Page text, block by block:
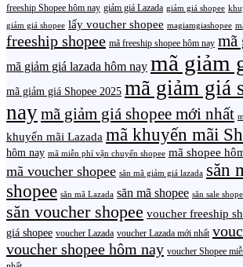
freeship Shopee hôm nay giảm giá Lazada giảm giá shopee
giảm giá shopee lấy voucher shopee magiamgiashopee
freeship shopee mã freeship shopee hôm nay mã
mã giảm giá lazada hôm nay mã giảm
mã giảm giá Shopee 2025 mã giảm giá
naymã giảm giá shopee mới nhất
khuyến mãi Lazada mã khuyến mãi
hôm nay mã miễn phí vận chuyển shopee mã shopee
mã voucher shopee săn mã giảm giá lazada săn
shopee săn mã Lazada săn mã shopee săn sale
săn voucher shopee voucher freeship
giá shopee voucher Lazada voucher Lazada mới nhất
voucher shopee hôm nay voucher Shopee